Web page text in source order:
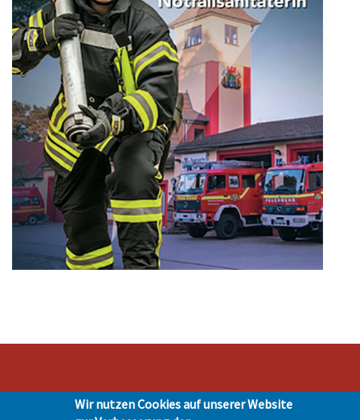
Stadt Hohen Neuendorf • Oranienburger Str. 2 • 16540 Hohen Neuendorf •
Wir nutzen Cookies auf unserer Website